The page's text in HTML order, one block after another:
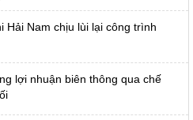
Hải Nam chịu lùi lại công trình
lợi nhuận biên thông qua chế